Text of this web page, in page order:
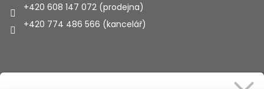
+420 608 147 072 (prodejna)
+420 774 486 566 (kancelář)